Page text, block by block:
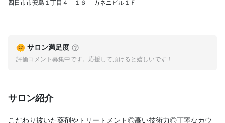
四日市市安島１丁目４－１６ カネニビル１Ｆ
サロン満足度
評価コメント募集中です。応援して頂けると嬉しいです！
サロン紹介
こだわり抜いた薬剤やトリートメント◎高い技術力◎丁寧なカウ